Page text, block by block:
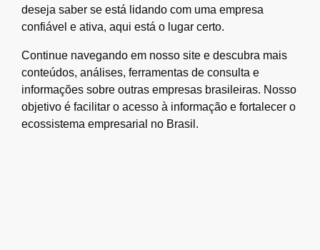
deseja saber se está lidando com uma empresa
confiável e ativa, aqui está o lugar certo.
Continue navegando em nosso site e descubra mais
conteúdos, análises, ferramentas de consulta e
informações sobre outras empresas brasileiras. Nosso
objetivo é facilitar o acesso à informação e fortalecer o
ecossistema empresarial no Brasil.